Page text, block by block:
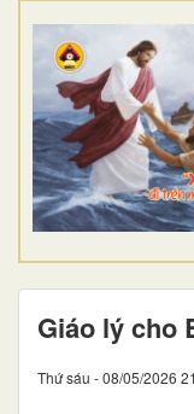
Giáo lý cho
Thứ sáu - 08/05/2026